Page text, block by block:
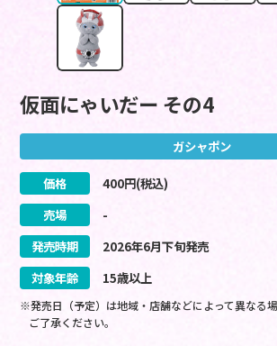
仮面にゃいだー その4
ガシャポン
価格 400円(税込)
売場
-
発売時期
2026年6月下旬発売
対象年齢
15歳以上
※発売日（予定）は地域・店舗などによって異なる
ご了承ください。